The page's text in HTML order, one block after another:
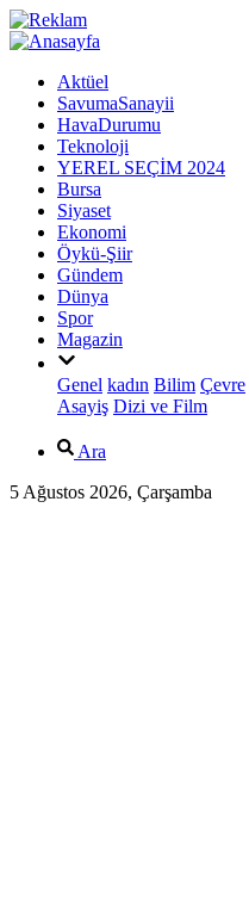
Aktüel
SavumaSanayii
HavaDurumu
Teknoloji
YEREL SEÇİM 2024
Bursa
Siyaset
Ekonomi
Öykü-Şiir
Gündem
Dünya
Spor
Magazin
Genel kadın Bilim Çevre
Asayiş Dizi ve Film
Ara
5 Ağustos 2026, Çarşamba